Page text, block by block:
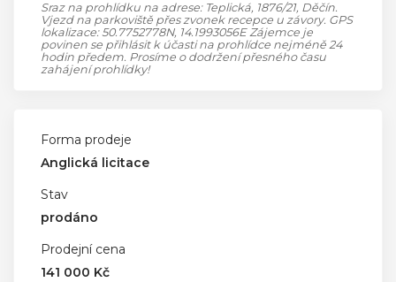
Sraz na prohlídku na adrese: Teplická, 1876/21, Děčín.
Vjezd na parkoviště přes zvonek recepce u závory. GPS
lokalizace: 50.7752778N, 14.1993056E Zájemce je
povinen se přihlásit k účasti na prohlídce nejméně 24
hodin předem. Prosíme o dodržení přesného času
zahájení prohlídky!
Forma prodeje
Anglická licitace
Stav
prodáno
Prodejní cena
141 000 Kč